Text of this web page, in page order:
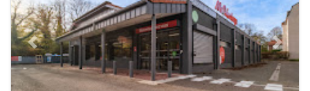
Previous Next